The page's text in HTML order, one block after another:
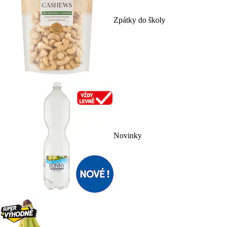
Zpátky do školy
Novinky